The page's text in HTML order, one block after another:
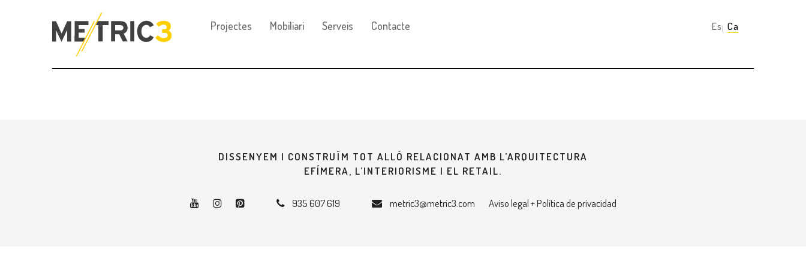
Projectes Mobiliari Serveis Contacte Español
Català
DISSENYEM I CONSTRUÏM TOT ALLÒ RELACIONAT AMB L’ARQUITECTURA
EFÍMERA, L’INTERIORISME I EL RETAIL.
935 607 619 metric3@metric3.com Aviso legal + Política de privacidad